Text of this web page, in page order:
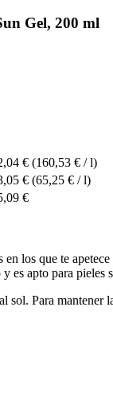
Gel, 200 ml
€ (160,53 € / l)
€ (65,25 € / l)
€
los que te
es apto para pieles
Para